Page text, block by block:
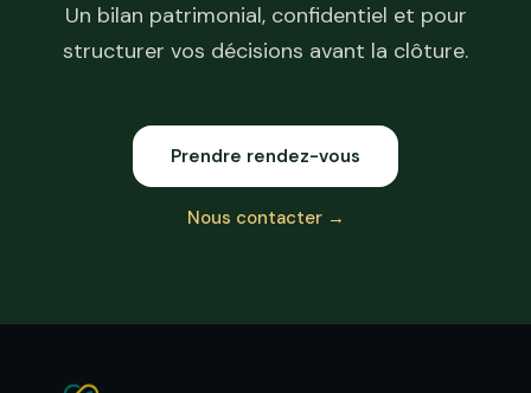
Un bilan patrimonial, confidentiel et pour
structurer vos décisions avant la clôture.
Prendre rendez-vous
Nous contacter →